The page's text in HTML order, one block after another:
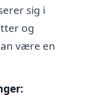
sig i
og
være en